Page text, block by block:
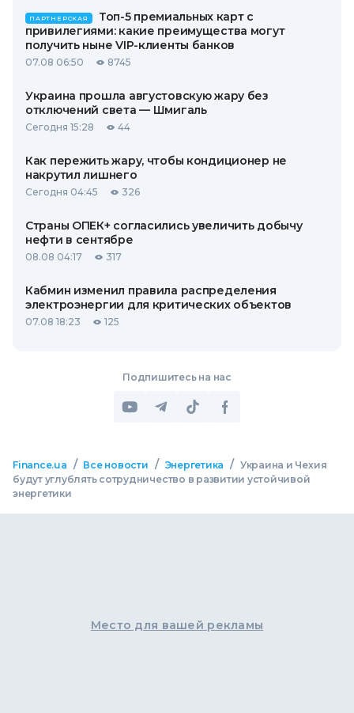
ПАРТНЕРСКАЯ
Топ-5 премиальных карт с
привилегиями: какие преимущества могут
получить ныне VIP-клиенты банков
07.08 06:50 8745
Украина прошла августовскую жару без
отключений света — Шмигаль
Сегодня 15:28 44
Как пережить жару, чтобы кондиционер не
накрутил лишнего
Сегодня 04:45 326
Страны ОПЕК+ согласились увеличить добычу
нефти в сентябре
08.08 04:17 317
Кабмин изменил правила распределения
электроэнергии для критических объектов
07.08 18:23 125
Подпишитесь на нас
Finance.ua / Все новости / Энергетика / Украина и Чехия
будут углублять сотрудничество в развитии устойчивой
энергетики
Место для вашей рекламы